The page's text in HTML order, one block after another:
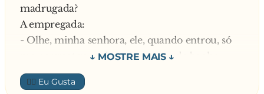
madrugada?
A empregada:
- Olhe, minha senhora, ele, quando entrou, só
me perguntou onde era o quarto de banho
A senhora:
- Ele vinha mal disposto?
👍🏼